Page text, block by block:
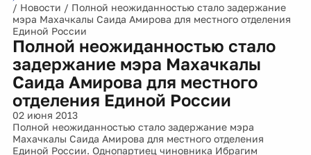
/ Новости / Полной неожиданностью стало задержание
мэра Махачкалы Саида Амирова для местного отделения
Единой России
Полной неожиданностью стало
задержание мэра Махачкалы
Саида Амирова для местного
отделения Единой России
02 июня 2013
Полной неожиданностью стало задержание мэра
Махачкалы Саида Амирова для местного отделения
Единой России. Однопартиец чиновника Ибрагим